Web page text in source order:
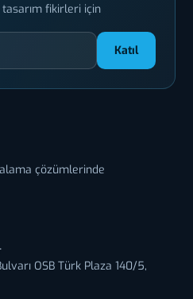
fikirleri için
Katıl
çözümlerinde
OSB Türk Plaza 140/5,